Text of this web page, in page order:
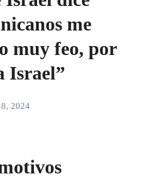
me
muy feo, por
Israel”
2024